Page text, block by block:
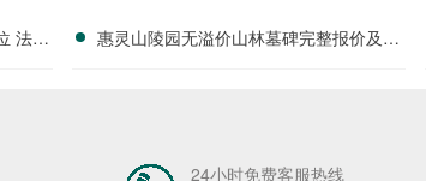
法会
惠灵山陵园无溢价山林墓碑完整报价及淡
24小时免费客服热线